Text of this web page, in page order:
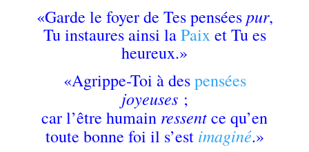
«Garde le foyer de Tes pensées pur,
Tu instaures ainsi laPaixet Tu es
heureux.»
«Agrippe-Toi à despensées
joyeuses ;
car l’être humain ressentce qu’en
toute bonne foi il s’est imaginé.»